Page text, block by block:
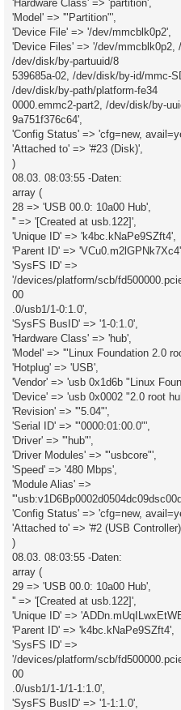
'Hardware Class' => 'partition',
'Model' => '"Partition"',
'Device File' => '/dev/mmcblk0p2',
'Device Files' => '/dev/mmcblk0p2,
/dev/disk/by-partuuid/8
539685a-02, /dev/disk/by-id/mmc-
/dev/disk/by-path/platform-fe34
0000.emmc2-part2, /dev/disk/by-
9a751f376c64',
'Config Status' => 'cfg=new,
'Attached to' => '#23 (Disk)',
)
08.03. 08:03:55 -Daten:
array (
28 => 'USB 00.0: 10a00 Hub',
'' => '[Created at usb.122]',
'Unique ID' => 'k4bc.kNaPe9SZft4',
'Parent ID' => 'VCu0.m2lGPNk7Xc4',
'SysFS ID' =>
'/devices/platform/scb/
00
.0/usb1/1-0:1.0',
'SysFS BusID' => '1-0:1.0',
'Hardware Class' => 'hub',
'Model' => '"Linux Foundation 2.0
'Hotplug' => 'USB',
'Vendor' => 'usb 0x1d6b "Linux
'Device' => 'usb 0x0002 "2.0 root
'Revision' => '"5.04"',
'Serial ID' => '"0000:01:00.0"',
'Driver' => '"hub"',
'Driver Modules' => '"usbcore"',
'Speed' => '480 Mbps',
'Module Alias' =>
'Config Status' => 'cfg=new,
'Attached to' => '#2 (USB
)
08.03. 08:03:55 -Daten:
array (
29 => 'USB 00.0: 10a00 Hub',
'' => '[Created at usb.122]',
'Unique ID' =>
'Parent ID' => 'k4bc.kNaPe9SZft4',
'SysFS ID' =>
'/devices/platform/scb/
00
.0/usb1/1-1/1-1:1.0',
'SysFS BusID' => '1-1:1.0',